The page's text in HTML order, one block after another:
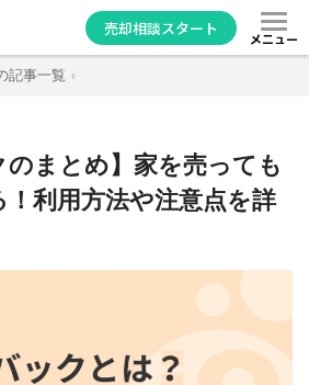
売却相談スタート
メニュー
記事一覧
のまとめ】家を売っても
利用方法や注意点を詳